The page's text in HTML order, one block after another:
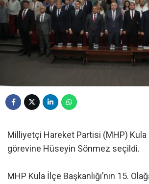
Milliyetçi Hareket Partisi (MHP) Kula
görevine Hüseyin Sönmez seçildi.
MHP Kula İlçe Başkanlığı’nın 15.